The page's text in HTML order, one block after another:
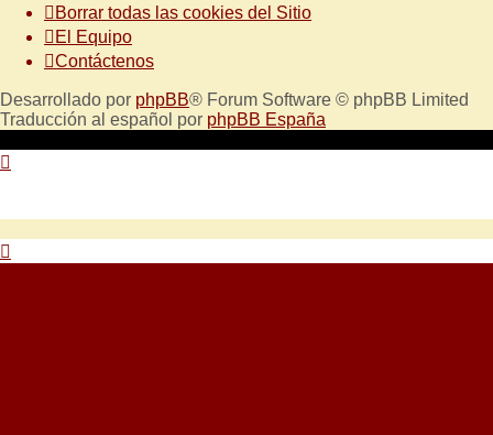
Borrar todas las cookies del Sitio
El Equipo
Contáctenos
Desarrollado por phpBB® Forum Software © phpBB Limited
Traducción al español por phpBB España